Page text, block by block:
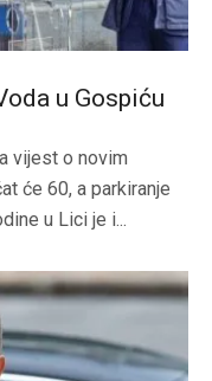
u Gospiću
vijest o novim
će 60, a parkiranje
u Lici je i...